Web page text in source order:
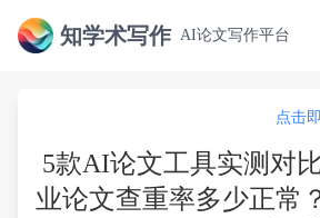
知学术写作 AI论文写作平台
点击
5款AI论文工具实测对
业论文查重率多少正常